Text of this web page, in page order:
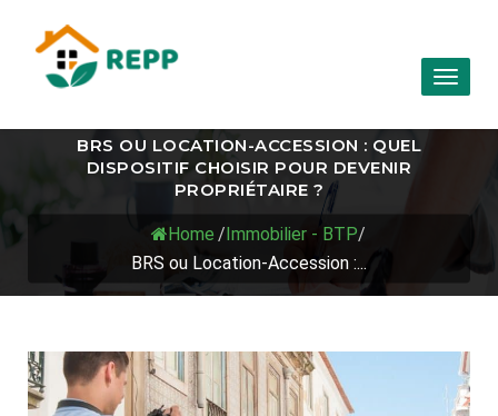
Toggle
BRS OU LOCATION-ACCESSION : QUEL
DISPOSITIF CHOISIR POUR DEVENIR
PROPRIÉTAIRE ?
Home /Immobilier - BTP/
BRS ou Location-Accession :...